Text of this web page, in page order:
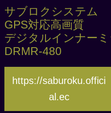
サブロクシステム
GPS対応高画質
デジタルインナー
DRMR-480
https://saburoku.offici
al.ec